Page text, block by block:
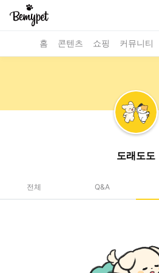
홈 콘텐츠 쇼핑 커뮤니티
도래도도
전체 Q&A